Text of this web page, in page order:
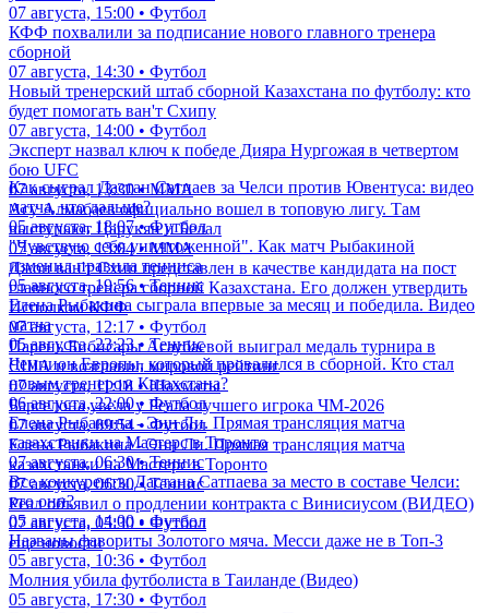
07 августа, 15:00 • Футбол
КФФ похвалили за подписание нового главного тренера
сборной
07 августа, 14:30 • Футбол
Новый тренерский штаб сборной Казахстана по футболу: кто
будет помогать ван'т Схипу
07 августа, 14:00 • Футбол
Эксперт назвал ключ к победе Дияра Нургожая в четвертом
бою UFC
07 августа, 13:30 • ММА
Асу Алмабаев официально вошел в топовую лигу. Там
выступают Царукян и Белал
07 августа, 13:04 • ММА
Джон ван'т Схип представлен в качестве кандидата на пост
главного тренера сборной Казахстана. Его должен утвердить
Исполком КФФ
07 августа, 12:17 • Футбол
Парень Бибисары Асаубаевой выиграл медаль турнира в
США и возглавил мировой рейтинг
07 августа, 11:18 • Шахматы
Барселона увела у Реала лучшего игрока ЧМ-2026
07 августа, 09:54 • Футбол
Елена Рыбакина - Энн Ли. Прямая трансляция матча
казахстанки на Мастерс в Торонто
07 августа, 06:30 • Теннис
Реал объявил о продлении контракта с Винисиусом (ВИДЕО)
07 августа, 05:30 • Футбол
еще новости
Как сыграл Дастан Сатпаев за Челси против Ювентуса: видео
матча, что дальше?
05 августа, 18:07 • Футбол
"Чувствую себя уничтоженной". Как матч Рыбакиной
изменил правила тенниса
05 августа, 19:56 • Теннис
Елена Рыбакина сыграла впервые за месяц и победила. Видео
матча
05 августа, 23:23 • Теннис
Чемпион Европы, который провалился в сборной. Кто стал
новым тренером Казахстана?
06 августа, 22:00 • Футбол
Елена Рыбакина - Энн Ли. Прямая трансляция матча
казахстанки на Мастерс в Торонто
07 августа, 06:30 • Теннис
Все конкуренты Дастана Сатпаева за место в составе Челси:
кто они?
05 августа, 14:00 • Футбол
Названы фавориты Золотого мяча. Месси даже не в Топ-3
05 августа, 10:36 • Футбол
Молния убила футболиста в Таиланде (Видео)
05 августа, 17:30 • Футбол